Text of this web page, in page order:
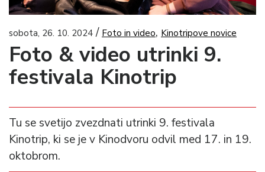
sobota, 26. 10. 2024/ Foto in video, Kinotripove novice
Foto & video utrinki 9.
festivala Kinotrip
Tu se svetijo zvezdnati utrinki 9. festivala
Kinotrip, ki se je v Kinodvoru odvil med 17. in 19.
oktobrom.